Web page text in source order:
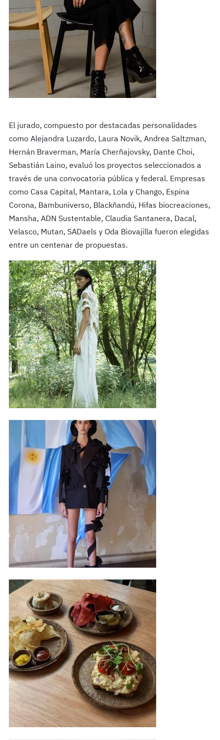
El jurado, compuesto por destacadas personalidades
como Alejandra Luzardo, Laura Novik, Andrea Saltzman,
Hernán Braverman, María Cherñajovsky, Dante Choi,
Sebastián Laino, evaluó los proyectos seleccionados a
través de una convocatoria pública y federal. Empresas
como Casa Capital, Mantara, Lola y Chango, Espina
Corona, Bambuniverso, Blackñandú, Hifas biocreaciones,
Mansha, ADN Sustentable, Claudia Santanera, Dacal,
Velasco, Mutan, SADaels y Oda Biovajilla fueron elegidas
entre un centenar de propuestas.